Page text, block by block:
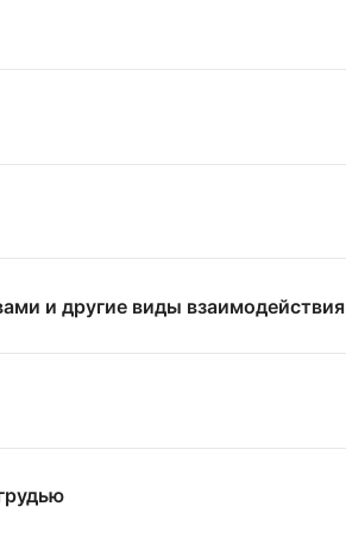
и другие виды взаимодействия